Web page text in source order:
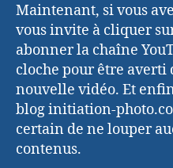
Maintenant, si vous
vous invite à cliquer
abonner la chaîne
cloche pour être averti
nouvelle vidéo. Et
blog initiation-
certain de ne louper
contenus.